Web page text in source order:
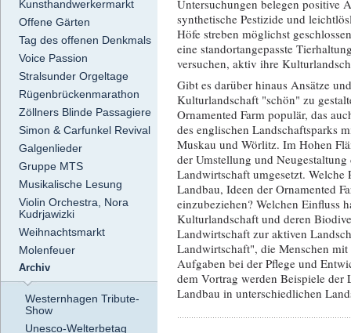
Kunsthandwerkermarkt
Offene Gärten
Tag des offenen Denkmals
Voice Passion
Stralsunder Orgeltage
Rügenbrückenmarathon
Zöllners Blinde Passagiere
Simon & Carfunkel Revival
Galgenlieder
Gruppe MTS
Musikalische Lesung
Violin Orchestra, Nora
Kudrjawizki
Weihnachtsmarkt
Molenfeuer
Archiv
Westernhagen Tribute-
Show
Unesco-Welterbetag
Untersuchungen belegen positive
synthetische Pestizide und
Höfe streben möglichst
eine standortangepasste
versuchen, aktiv ihre
Gibt es darüber hinaus Ansätze
Kulturlandschaft "schön" zu
Ornamented Farm populär, das
des englischen Landschaftsparks
Muskau und Wörlitz. Im Hohen
der Umstellung und
Landwirtschaft umgesetzt. Welche
Landbau, Ideen der Ornamented
einzubeziehen? Welchen Einfluss
Kulturlandschaft und deren
Landwirtschaft zur aktiven
Landwirtschaft", die Menschen
Aufgaben bei der Pflege und
dem Vortrag werden Beispiele
Landbau in unterschiedlichen